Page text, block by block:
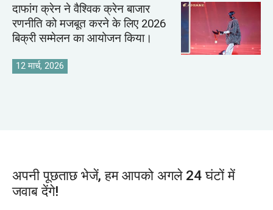
दाफांग क्रेन ने वैश्विक क्रेन बाजार
रणनीति को मजबूत करने के लिए 2026
बिक्री सम्मेलन का आयोजन किया।
12 मार्च, 2026
अपनी पूछताछ भेजें, हम आपको अगले 24 घंटों में
जवाब देंगे!